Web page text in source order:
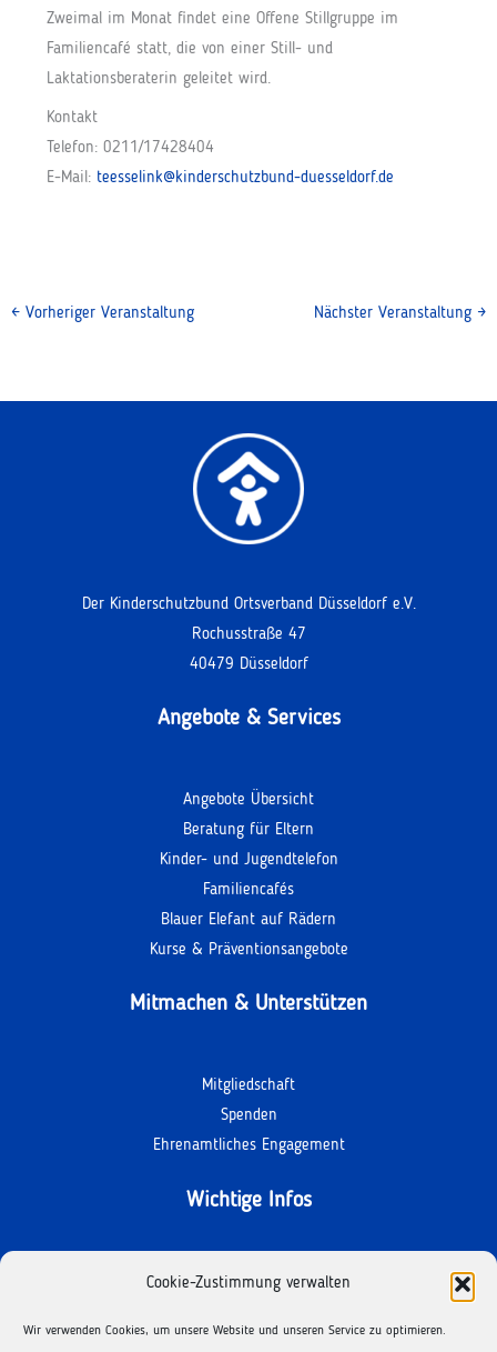
Cookie-Zustimmung verwalten
Wir verwenden Cookies, um unsere Website und unseren Service zu optimieren.
Zweimal im Monat findet eine Offene Stillgruppe im
Familiencafé statt, die von einer Still- und
Laktationsberaterin geleitet wird.
Kontakt
Telefon: 0211/17428404
E-Mail: teesselink@kinderschutzbund-duesseldorf.de
←Vorheriger Veranstaltung Nächster Veranstaltung →
Der Kinderschutzbund Ortsverband Düsseldorf e.V.
Rochusstraße 47
40479 Düsseldorf
Angebote & Services
Angebote Übersicht
Beratung für Eltern
Kinder- und Jugendtelefon
Familiencafés
Blauer Elefant auf Rädern
Kurse & Präventionsangebote
Mitmachen & Unterstützen
Mitgliedschaft
Spenden
Ehrenamtliches Engagement
Wichtige Infos
Kontakt